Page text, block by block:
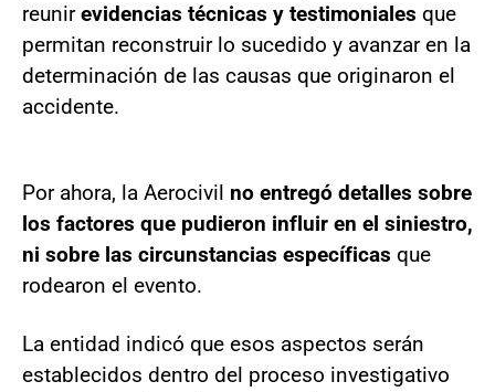
reunirevidencias técnicas y testimoniales que
permitan reconstruir lo sucedido y avanzar en la
determinación de las causas que originaron el
accidente.
Por ahora, la Aerocivil no entregó detalles sobre
los factores que pudieron influir en el siniestro,
ni sobre las circunstancias específicas que
rodearon el evento.
La entidad indicó que esos aspectos serán
establecidos dentro del proceso investigativo